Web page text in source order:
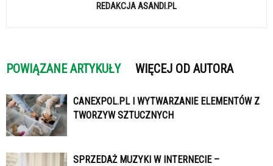
REDAKCJA ASANDI.PL
POWIĄZANE ARTYKUŁY WIĘCEJ OD AUTORA
CANEXPOL.PL I WYTWARZANIE ELEMENTÓW Z
TWORZYW SZTUCZNYCH
SPRZEDAŻ MUZYKI W INTERNECIE –